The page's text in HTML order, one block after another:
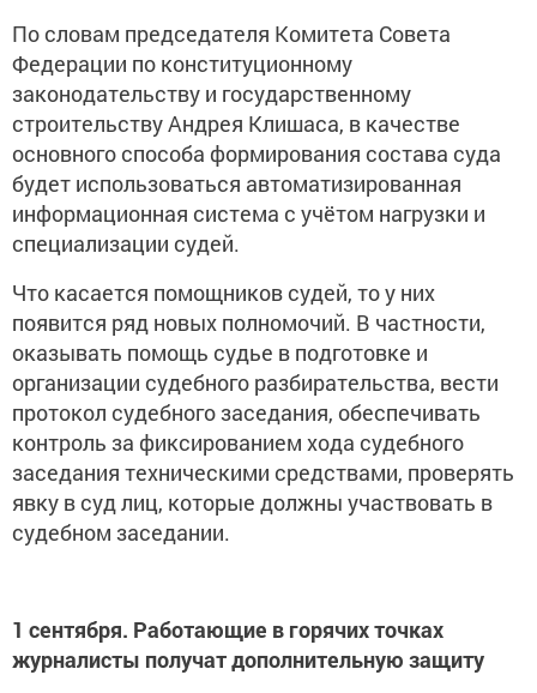
По словам председателя Комитета Совета
Федерации по конституционному
законодательству и государственному
строительству Андрея Клишаса, в качестве
основного способа формирования состава суда
будет использоваться автоматизированная
информационная система с учётом нагрузки и
специализации судей.
Что касается помощников судей, то у них
появится ряд новых полномочий. В частности,
оказывать помощь судье в подготовке и
организации судебного разбирательства, вести
протокол судебного заседания, обеспечивать
контроль за фиксированием хода судебного
заседания техническими средствами, проверять
явку в суд лиц, которые должны участвовать в
судебном заседании.
1 сентября. Работающие в горячих точках
журналисты получат дополнительную защиту